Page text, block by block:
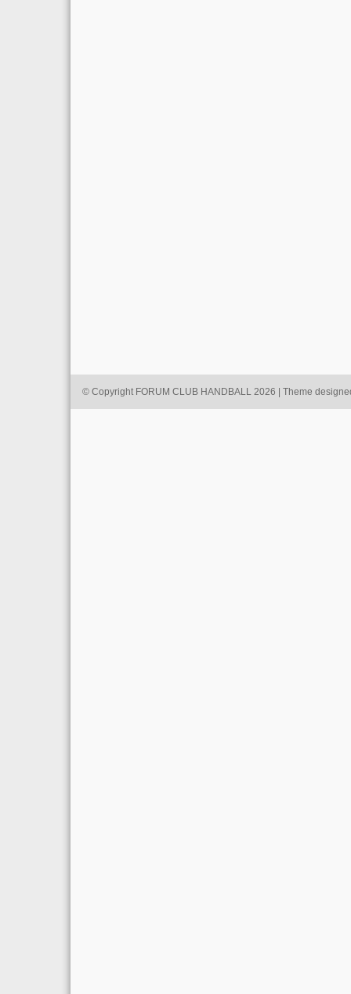
© Copyright FORUM CLUB HANDBALL 2026 | Theme